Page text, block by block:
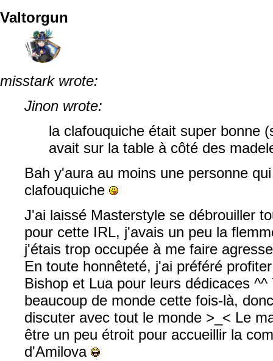
Valtorgun
misstark wrote:
Jinon wrote:
la clafouquiche était super bonne
avait sur la table à côté des
Bah y'aura au moins une personne
clafouquiche
J'ai laissé Masterstyle se débrouiller
pour cette IRL, j'avais un peu la
j'étais trop occupée à me faire
En toute honnêteté, j'ai préféré
Bishop et Lua pour leurs dédicaces
beaucoup de monde cette fois-là,
discuter avec tout le monde >_< Le
être un peu étroit pour accueillir la
d'Amilova